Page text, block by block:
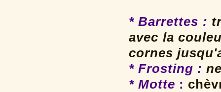
* Barrettes :
avec la
cornes
* Frosting :
* Motte :